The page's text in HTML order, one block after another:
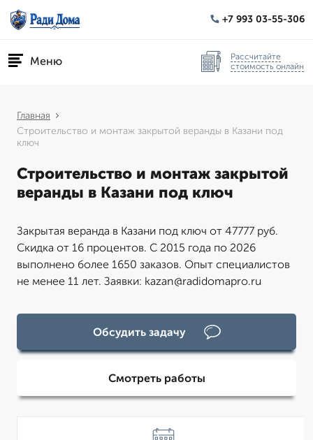
+7 993 03-55-306
Меню
Рассчитайте
стоимость онлайн
Главная
Строительство и монтаж закрытой веранды в Казани под
ключ
Строительство и монтаж закрытой
веранды в Казани под ключ
Закрытая веранда в Казани под ключ от 47777 руб.
Скидка от 16 процентов. С 2015 года по 2026
выполнено более 1650 заказов. Опыт специалистов
не менее 11 лет. Заявки: kazan@radidomapro.ru
Обсудить задачу
Смотреть работы